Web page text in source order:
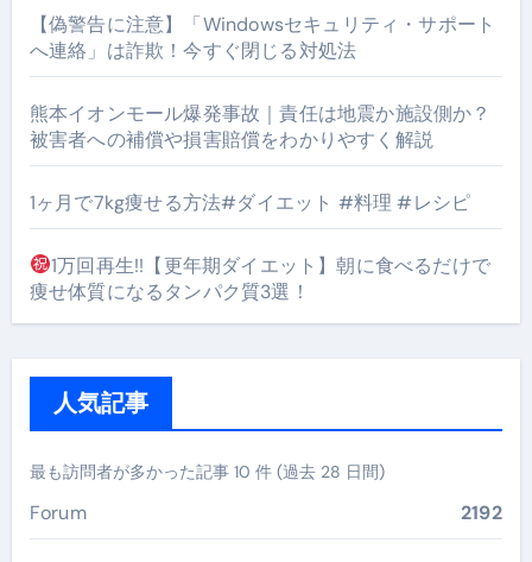
【偽警告に注意】「Windowsセキュリティ・サポート
へ連絡」は詐欺！今すぐ閉じる対処法
熊本イオンモール爆発事故｜責任は地震か施設側か？
被害者への補償や損害賠償をわかりやすく解説
1ヶ月で7kg痩せる方法#ダイエット #料理 #レシピ
1万回再生!!【更年期ダイエット】朝に食べるだけで
痩せ体質になるタンパク質3選！
人気記事
最も訪問者が多かった記事 10 件 (過去 28 日間)
Forum 2192